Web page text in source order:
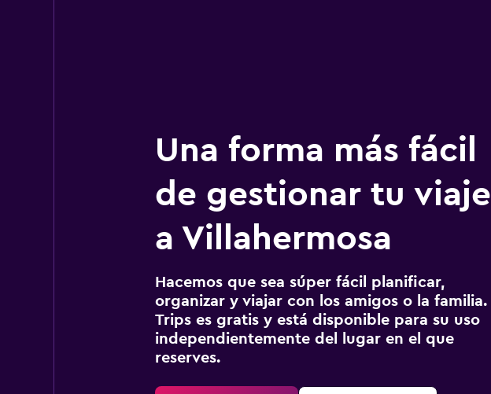
Una forma más fácil
de gestionar tu viaje
a Villahermosa
Hacemos que sea súper fácil planificar,
organizar y viajar con los amigos o la familia.
Trips es gratis y está disponible para su uso
independientemente del lugar en el que
reserves.